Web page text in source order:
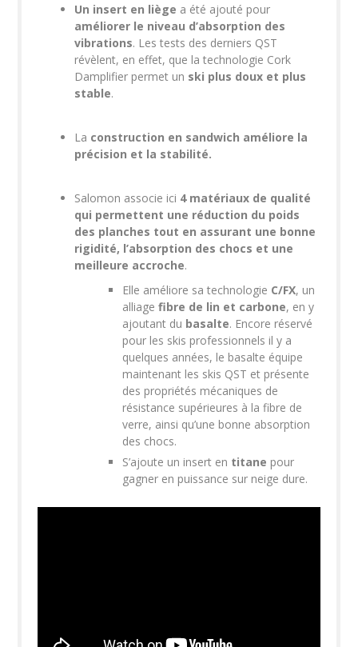
Un insert en liège a été ajouté pour
améliorer le niveau d’absorption des
vibrations. Les tests des derniers QST
révèlent, en effet, que la technologie Cork
Damplifier permet un ski plus doux et plus
stable.
La construction en sandwich améliore la
précision et la stabilité.
Salomon associe ici 4 matériaux de qualité
qui permettent une réduction du poids
des planches tout en assurant une bonne
rigidité, l’absorption des chocs et une
meilleure accroche.
Elle améliore sa technologie C/FX, un
alliagefibre de lin et carbone, en y
ajoutant du basalte. Encore réservé
pour les skis professionnels il y a
quelques années, le basalte équipe
maintenant les skis QST et présente
des propriétés mécaniques de
résistance supérieures à la fibre de
verre, ainsi qu’une bonne absorption
des chocs.
S’ajoute un insert en titane pour
gagner en puissance sur neige dure.